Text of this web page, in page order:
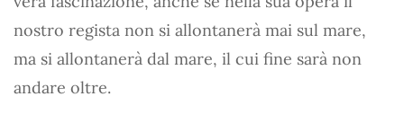
nostro regista non si allontanerà mai sul mare,
ma si allontanerà dal mare, il cui fine sarà non
andare oltre.